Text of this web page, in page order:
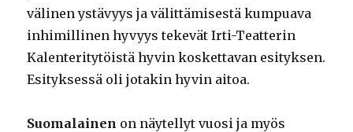
välinen ystävyys ja välittämisestä kumpuava
inhimillinen hyvyys tekevät Irti-Teatterin
Kalenteritytöistä hyvin koskettavan esityksen.
Esityksessä oli jotakin hyvin aitoa.
Suomalainen on näytellyt vuosi ja myös